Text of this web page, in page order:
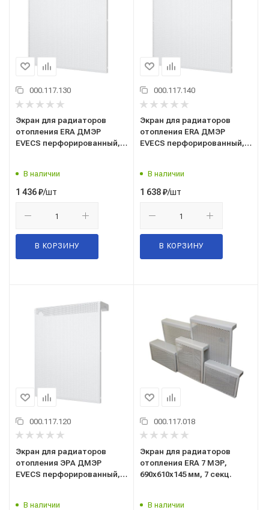
000.117.130
Экран для радиаторов
отопления ERA ДМЭР
EVECS перфорированный,
В наличии
1 436₽/шт
В КОРЗИНУ
000.117.140
Экран для радиаторов
отопления ERA ДМЭР
EVECS перфорированный,
В наличии
1 638₽/шт
В КОРЗИНУ
000.117.120
Экран для радиаторов
отопления ЭРА ДМЭР
EVECS перфорированный,
В наличии
000.117.018
Экран для радиаторов
отопления ERA 7 МЭР,
690x610x145 мм, 7 секц.
В наличии